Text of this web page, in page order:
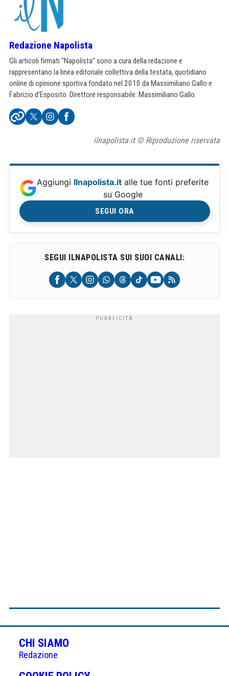
Redazione Napolista
Gli articoli firmati "Napolista" sono a cura della redazione e
rappresentano la linea editoriale collettiva della testata, quotidiano
online di opinione sportiva fondato nel 2010 da Massimiliano Gallo e
Fabrizio d'Esposito. Direttore responsabile: Massimiliano Gallo.
ilnapolista.it © Riproduzione riservata
Aggiungi Ilnapolista.it alle tue fonti preferite
su Google
SEGUI ORA
SEGUI ILNAPOLISTA SUI SUOI CANALI:
CHI SIAMO
Redazione